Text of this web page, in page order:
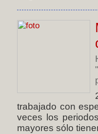
trabajado con
veces los
mayores sólo